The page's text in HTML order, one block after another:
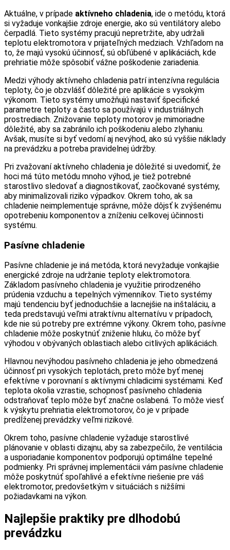
Aktuálne, v prípade aktívneho chladenia, ide o metódu, ktorá
si vyžaduje vonkajšie zdroje energie, ako sú ventilátory alebo
čerpadlá. Tieto systémy pracujú nepretržite, aby udržali
teplotu elektromotora v prijateľných medziach. Vzhľadom na
to, že majú vysokú účinnosť, sú obľúbené v aplikáciách, kde
prehriatie môže spôsobiť vážne poškodenie zariadenia.
Medzi výhody aktívneho chladenia patrí intenzívna regulácia
teploty, čo je obzvlášť dôležité pre aplikácie s vysokým
výkonom. Tieto systémy umožňujú nastaviť špecifické
parametre teploty a často sa používajú v industriálnych
prostrediach. Znižovanie teploty motorov je mimoriadne
dôležité, aby sa zabránilo ich poškodeniu alebo zlyhaniu.
Avšak, musíte si byť vedomí aj nevýhod, ako sú vyššie náklady
na prevádzku a potreba pravidelnej údržby.
Pri zvažovaní aktívneho chladenia je dôležité si uvedomiť, že
hoci má túto metódu mnoho výhod, je tiež potrebné
starostlivo sledovať a diagnostikovať, zaočkované systémy,
aby minimalizovali riziko výpadkov. Okrem toho, ak sa
chladenie neimplementuje správne, môže dôjsť k zvýšenému
opotrebeniu komponentov a zníženiu celkovej účinnosti
systému.
Pasívne chladenie
Pasívne chladenie je iná metóda, ktorá nevyžaduje vonkajšie
energické zdroje na udržanie teploty elektromotora.
Základom pasívneho chladenia je využitie prirodzeného
prúdenia vzduchu a tepelných výmenníkov. Tieto systémy
majú tendenciu byť jednoduchšie a lacnejšie na inštaláciu, a
teda predstavujú veľmi atraktívnu alternatívu v prípadoch,
kde nie sú potreby pre extrémne výkony. Okrem toho, pasívne
chladenie môže poskytnúť zniženie hluku, čo môže byť
výhodou v obývaných oblastiach alebo citlivých aplikáciách.
Hlavnou nevýhodou pasívneho chladenia je jeho obmedzená
účinnosť pri vysokých teplotách, preto môže byť menej
efektívne v porovnaní s aktívnymi chladicimi systémami. Keď
teplota okolia vzrastie, schopnosť pasívneho chladenia
odstraňovať teplo môže byť značne oslabená. To môže viesť
k výskytu prehriatia elektromotorov, čo je v prípade
predĺženej prevádzky veľmi rizikové.
Okrem toho, pasívne chladenie vyžaduje starostlivé
plánovanie v oblasti dizajnu, aby sa zabezpečilo, že ventilácia
a usporiadanie komponentov podporujú optimálne tepelné
podmienky. Pri správnej implementácii vám pasívne chladenie
môže poskytnúť spoľahlivé a efektívne riešenie pre váš
elektromotor, predovšetkým v situáciách s nižšími
požiadavkami na výkon.
Najlepšie praktiky pre dlhodobú
prevádzku